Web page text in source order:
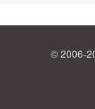
© 2006-